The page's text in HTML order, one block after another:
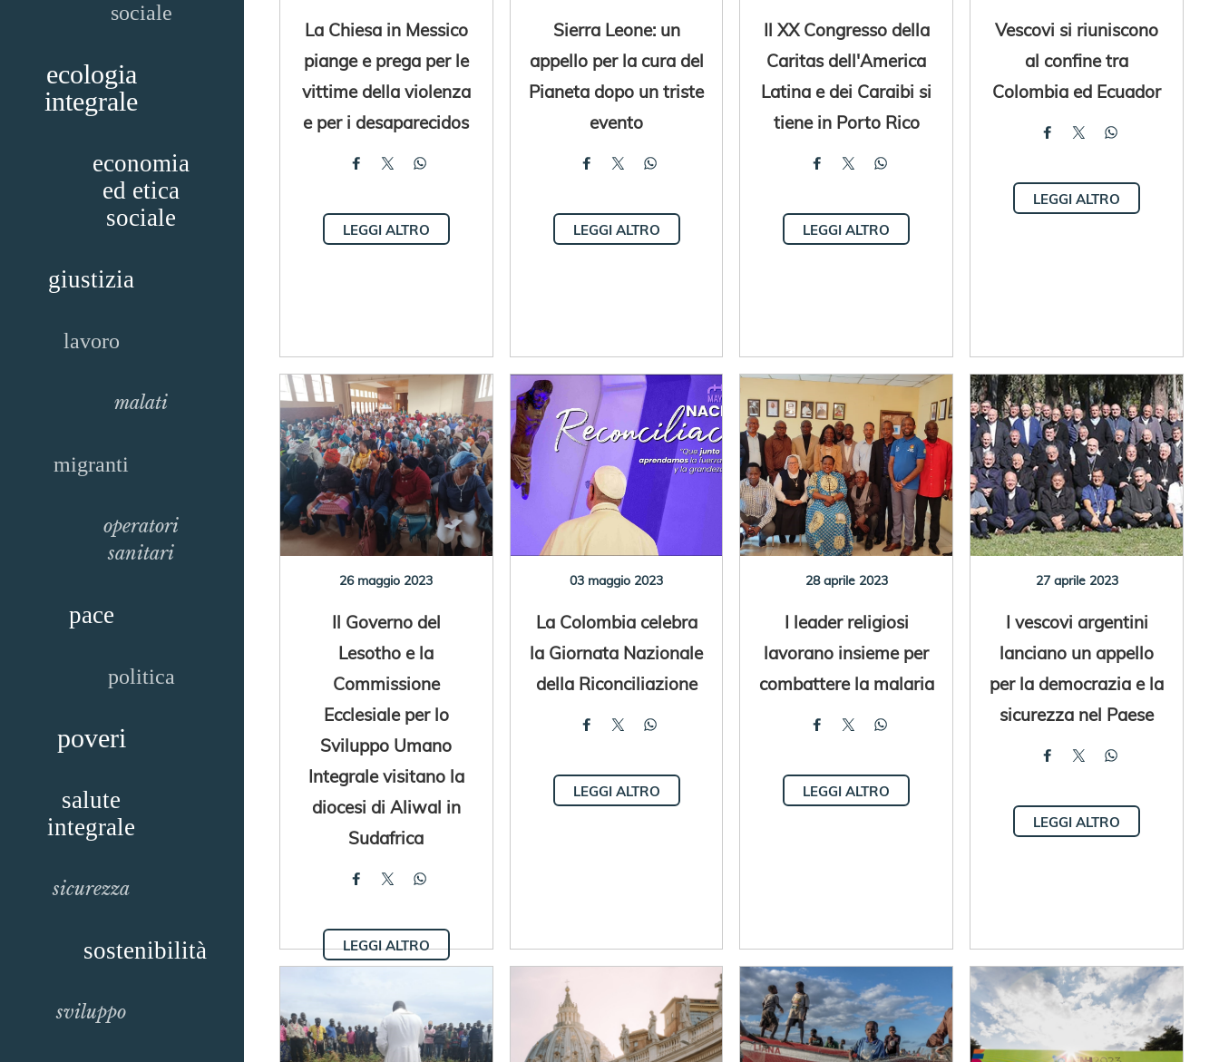
sociale
ecologia
integrale
economia
ed etica
sociale
giustizia
lavoro
malati
migranti
operatori
sanitari
pace
politica
poveri
salute
integrale
sicurezza
sostenibilità
sviluppo
La Chiesa in Messico
piange e prega per le
vittime della violenza
e per i desaparecidos
LEGGI ALTRO
Sierra Leone: un
appello per la cura del
Pianeta dopo un triste
evento
LEGGI ALTRO
Il XX Congresso della
Caritas dell'America
Latina e dei Caraibi si
tiene in Porto Rico
LEGGI ALTRO
Vescovi si riuniscono
al confine tra
Colombia ed Ecuador
LEGGI ALTRO
26 maggio 2023
Il Governo del
Lesotho e la
Commissione
Ecclesiale per lo
Sviluppo Umano
Integrale visitano la
diocesi di Aliwal in
Sudafrica
LEGGI ALTRO
03 maggio 2023
La Colombia celebra
la Giornata Nazionale
della Riconciliazione
LEGGI ALTRO
28 aprile 2023
I leader religiosi
lavorano insieme per
combattere la malaria
LEGGI ALTRO
27 aprile 2023
I vescovi argentini
lanciano un appello
per la democrazia e la
sicurezza nel Paese
LEGGI ALTRO